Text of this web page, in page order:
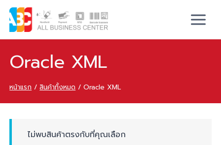
Oracle XML
หน้าแรก / สินค้าทั้งหมด / Oracle XML
ไม่พบสินค้าตรงกับที่คุณเลือก